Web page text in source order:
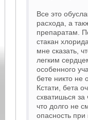
Все это
расхода, а
препаратам.
стакан
мне сказать,
легким
особенного
бете никто не
Кстати, бета
схватишься
что долго не
опасность при